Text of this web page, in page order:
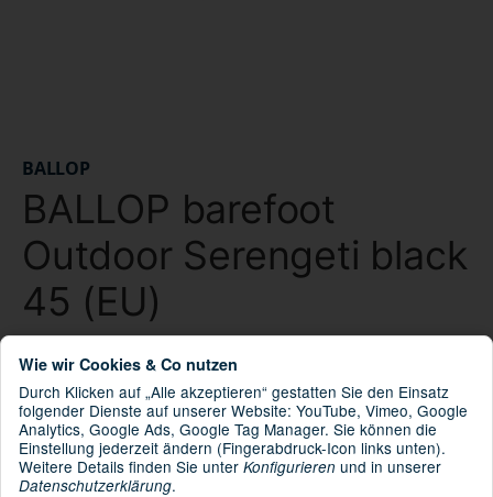
BALLOP
BALLOP barefoot
Outdoor Serengeti black
45 (EU)
Artikelnummer: OF-S23U-RNOZ
GTIN:8809659034044
HAN:859022045
Kategorie:Serengeti
Wie wir Cookies & Co nutzen
Durch Klicken auf „Alle akzeptieren“ gestatten Sie den Einsatz
folgender Dienste auf unserer Website: YouTube, Vimeo, Google
Analytics, Google Ads, Google Tag Manager. Sie können die
Einstellung jederzeit ändern (Fingerabdruck-Icon links unten).
Weitere Details finden Sie unter Konfigurieren und in unserer
Datenschutzerklärung.